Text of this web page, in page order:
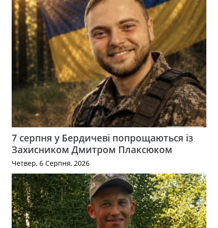
7 серпня у Бердичеві попрощаються із
Захисником Дмитром Плаксюком
Четвер, 6 Серпня, 2026